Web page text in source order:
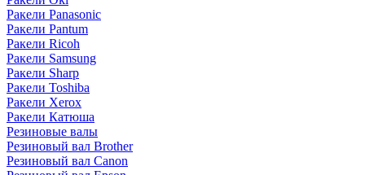
Ракели Panasonic
Ракели Pantum
Ракели Ricoh
Ракели Samsung
Ракели Sharp
Ракели Toshiba
Ракели Xerox
Ракели Катюша
Резиновые валы
Резиновый вал Brother
Резиновый вал Canon